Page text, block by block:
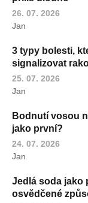
26. 07. 2026
Jan
3 typy bolesti,
signalizovat
25. 07. 2026
Jan
Bodnutí vosou
jako první?
24. 07. 2026
Jan
Jedlá soda jako
osvědčené